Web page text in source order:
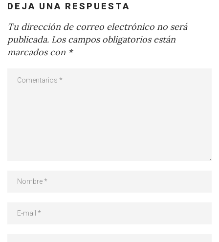
DEJA UNA RESPUESTA
Tu dirección de correo electrónico no será
publicada. Los campos obligatorios están
marcados con *